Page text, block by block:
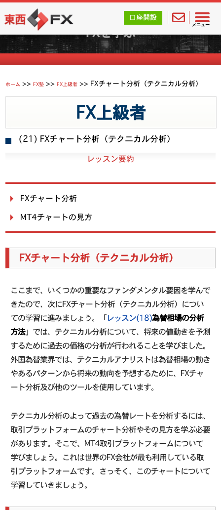
mt
メニュー
東西FX｜海外FX会社（ブローカー）の無料口座開設サポ
口座開設
FXを学ぶ
ホーム >>FX塾 >>FX上級者 >> FXチャート分析（テクニカル分析）
FX上級者
(21) FXチャート分析（テクニカル分析）
レッスン要約
FXチャート分析
MT4チャートの見方
FXチャート分析（テクニカル分析）
ここまで、いくつかの重要なファンダメンタル要因を学んで
きたので、次にFXチャート分析（テクニカル分析）につい
ての学習に進みましょう。「レッスン(18)為替相場の分析
方法」では、テクニカル分析について、将来の値動きを予測
するために過去の価格の分析が行われることを学びました。
外国為替業界では、テクニカルアナリストは為替相場の動き
やあるパターンから将来の動向を予想するために、FXチャ
ート分析及び他のツールを使用しています。
テクニカル分析のよって過去の為替レートを分析するには、
取引プラットフォームのチャート分析やその見方を学ぶ必要
があります。そこで、MT4取引プラットフォームについて
学びましょう。これは世界のFX会社が最も利用している取
引プラットフォームです。さっそく、このチャートについて
学習していきましょう。